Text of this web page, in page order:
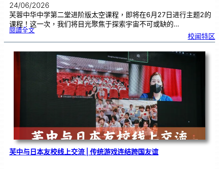
24/06/2026
芙蓉中华中学第二堂进阶版太空课程，即将在6月27日进行主题2的
课程！这一次，我们将目光聚焦于探索宇宙不可或缺的…
閱讀全文:太
程
阶
班
校闻特区
芙中与日本友校线上交流 | 传统游戏连结跨国友谊